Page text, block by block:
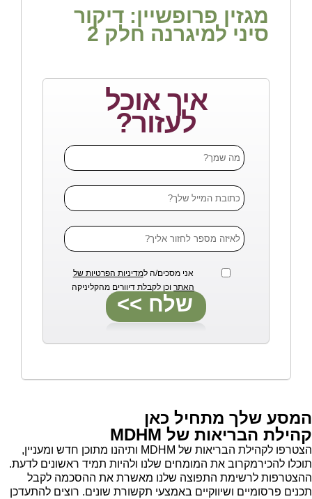
מגזין פרופשיין: דיקור
סיני למיגרנה חלק 2
איך אוכל
לעזור?
אני מסכים/ה למדיניות הפרטיות של
האתרוכן לקבלת דיוורים מהקליניקה
המסע שלך מתחיל כאן
קהילת הבריאות של MDHM
הצטרפו לקהילת הבריאות של MDHM ותיהנו מתוכן חדש ומעניין,
תוכלו להכירמקרוב את המומחים שלנו ולהיות תמיד ראשונים לדעת.
ההצטרפות לרשימת התפוצה שלנו מאשרת את ההסכמה לקבל
תכנים פרסומיים ושיווקיים באמצעי תקשורת שונים. רוצים להתעדכן